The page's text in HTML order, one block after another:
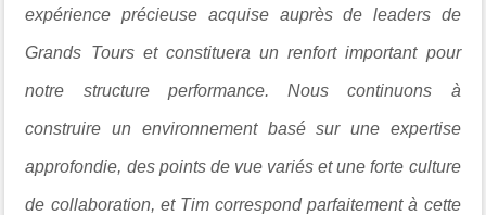
expérience précieuse acquise auprès de leaders de
Grands Tours et constituera un renfort important pour
notre structure performance. Nous continuons à
construire un environnement basé sur une expertise
approfondie, des points de vue variés et une forte culture
de collaboration, et Tim correspond parfaitement à cette